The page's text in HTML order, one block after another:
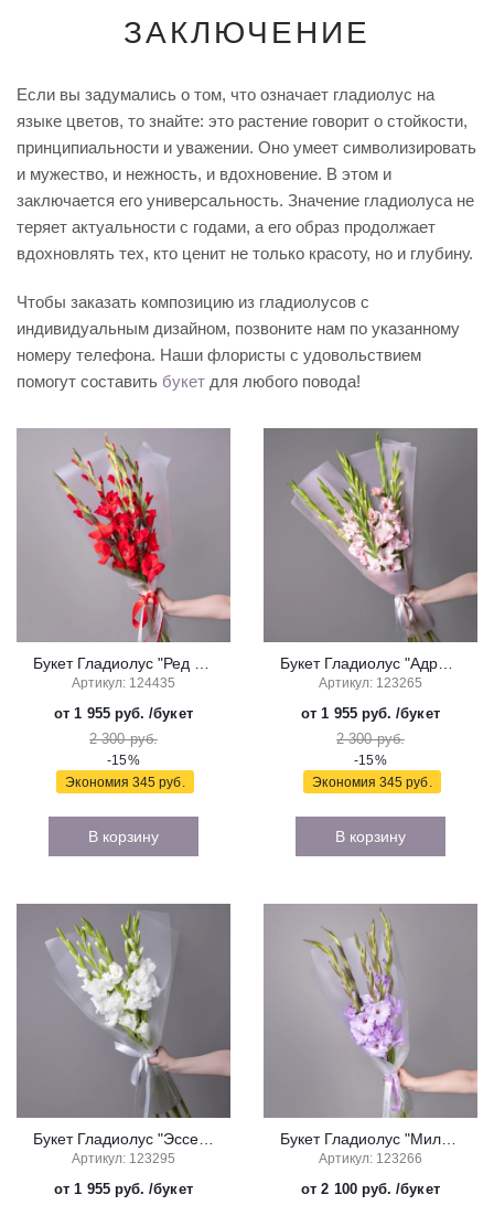
ЗАКЛЮЧЕНИЕ
Если вы задумались о том, что означает гладиолус на
языке цветов, то знайте: это растение говорит о стойкости,
принципиальности и уважении. Оно умеет символизировать
и мужество, и нежность, и вдохновение. В этом и
заключается его универсальность. Значение гладиолуса не
теряет актуальности с годами, а его образ продолжает
вдохновлять тех, кто ценит не только красоту, но и глубину.
Чтобы заказать композицию из гладиолусов с
индивидуальным дизайном, позвоните нам по указанному
номеру телефона. Наши флористы с удовольствием
помогут составить букет для любого повода!
Артикул: 124435
от 1 955 руб./букет
2 300 руб.
-15%
Экономия345 руб.
В корзину
Артикул: 123265
от 1 955 руб./букет
2 300 руб.
-15%
Экономия345 руб.
В корзину
Артикул: 123295
от 1 955 руб./букет
Артикул: 123266
от 2 100 руб./букет